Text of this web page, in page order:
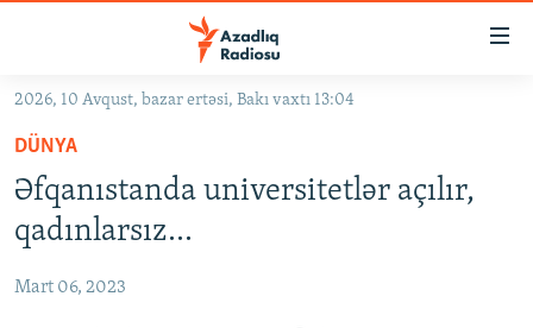
Əsas
qayıt
Əsas
naviqasiyaya
qayıt
#İZAHLA
KORRUPSIOMETR
#ƏSLINDƏ
FƏRQƏ BAX
2026, 10 Avqust, bazar ertəsi, Bakı vaxtı 13:04
DÜNYA
Əfqanıstanda universitetlər açılır,
qadınlarsız…
Mart 06, 2023